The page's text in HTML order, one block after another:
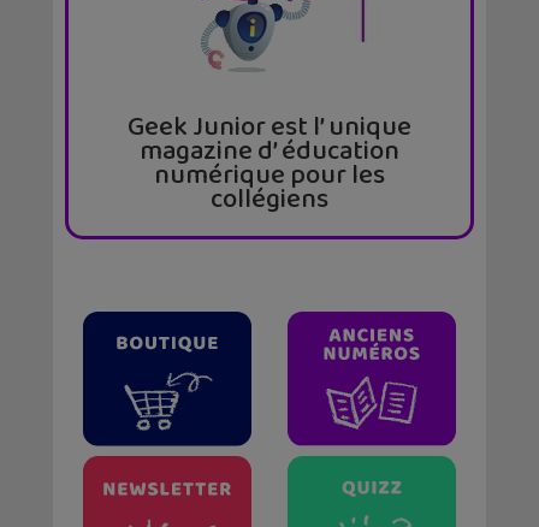
Geek Junior est l’ unique
magazine d’ éducation
numérique pour les
collégiens